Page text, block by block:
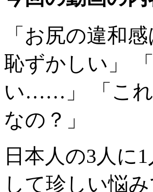
「お尻の違和
恥ずかしい」
い……」 「これ
なの？」
日本人の3人に
して珍しい悩